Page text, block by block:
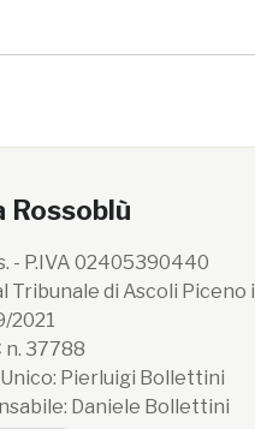
Rossoblù
- P.IVA 02405390440
Tribunale di Ascoli Piceno il
2021
n. 37788
Pierluigi Bollettini
Daniele Bollettini